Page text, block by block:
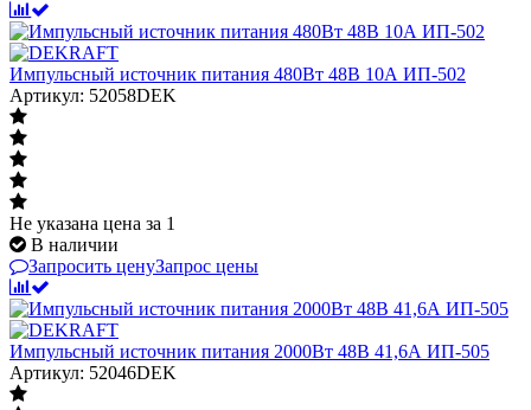
Импульсный источник питания 480Вт 48В 10А ИП-502
Артикул: 52058DEK
Не указана цена за 1
В наличии
Запросить ценуЗапрос цены
Импульсный источник питания 2000Вт 48В 41,6А ИП-505
Артикул: 52046DEK